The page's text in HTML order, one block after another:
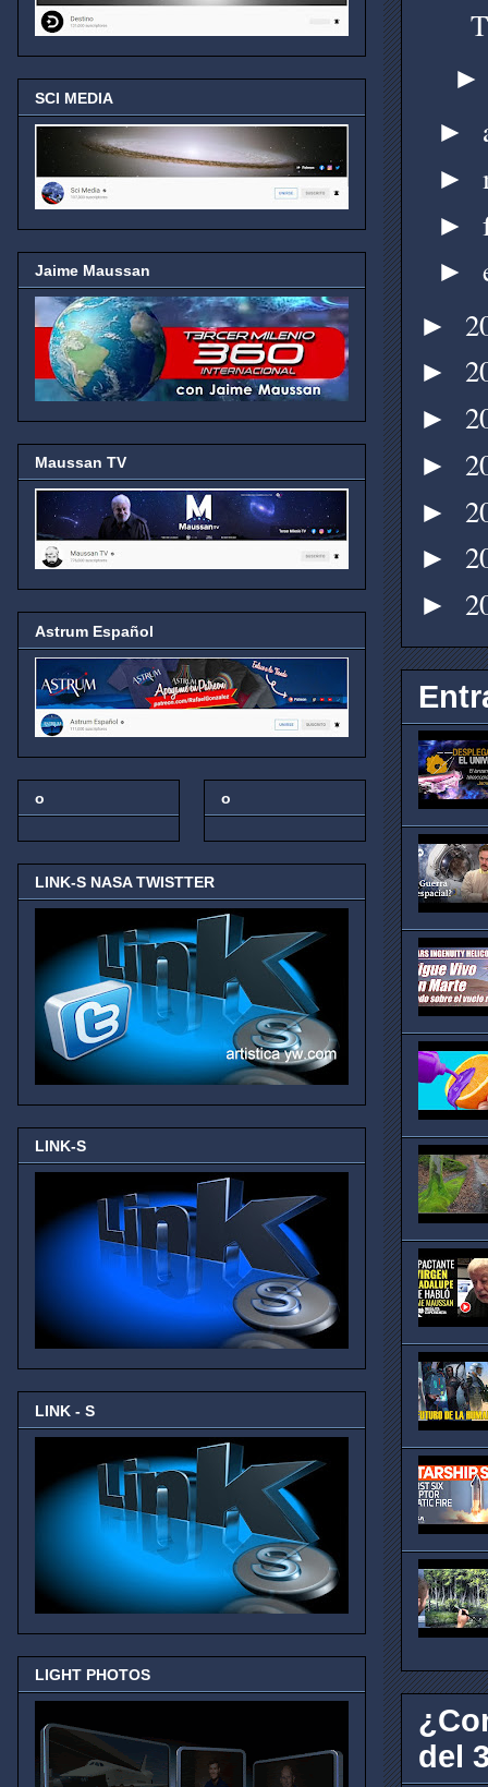
►
►
►
►
►
►
►
►
►
►
►
del
SCI MEDIA
Jaime Maussan
Maussan TV
Astrum Español
o o
LINK-S NASA TWISTTER
LINK-S
LINK - S
LIGHT PHOTOS